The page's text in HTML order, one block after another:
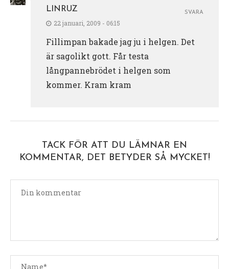
LINRUZ
22 januari, 2009 - 06:15
Fillimpan bakade jag ju i helgen. Det
är sagolikt gott. Får testa
långpannebrödet i helgen som
kommer. Kram kram
SVARA
TACK FÖR ATT DU LÄMNAR EN
KOMMENTAR, DET BETYDER SÅ MYCKET!